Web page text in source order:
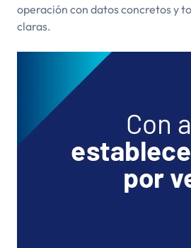
operación con datos concretos y
claras.